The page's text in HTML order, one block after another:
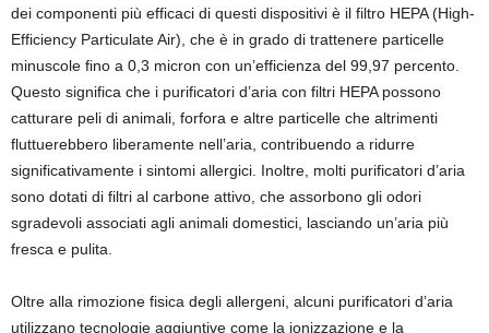
dei componenti più efficaci di questi dispositivi è il filtro HEPA (High-
Efficiency Particulate Air), che è in grado di trattenere particelle
minuscole fino a 0,3 micron con un’efficienza del 99,97 percento.
Questo significa che i purificatori d’aria con filtri HEPA possono
catturare peli di animali, forfora e altre particelle che altrimenti
fluttuerebbero liberamente nell’aria, contribuendo a ridurre
significativamente i sintomi allergici. Inoltre, molti purificatori d’aria
sono dotati di filtri al carbone attivo, che assorbono gli odori
sgradevoli associati agli animali domestici, lasciando un’aria più
fresca e pulita.
Oltre alla rimozione fisica degli allergeni, alcuni purificatori d’aria
utilizzano tecnologie aggiuntive come la ionizzazione e la